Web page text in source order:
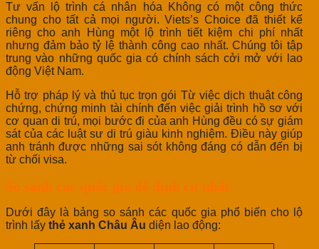
Tư vấn lộ trình cá nhân hóa Không có một công thức
chung cho tất cả mọi người. Viets’s Choice đã thiết kế
riêng cho anh Hùng một lộ trình tiết kiệm chi phí nhất
nhưng đảm bảo tỷ lệ thành công cao nhất. Chúng tôi tập
trung vào những quốc gia có chính sách cởi mở với lao
động Việt Nam.
Hỗ trợ pháp lý và thủ tục trọn gói Từ việc dịch thuật công
chứng, chứng minh tài chính đến việc giải trình hồ sơ với
cơ quan di trú, mọi bước đi của anh Hùng đều có sự giám
sát của các luật sư di trú giàu kinh nghiệm. Điều này giúp
anh tránh được những sai sót không đáng có dẫn đến bị
từ chối visa.
So sánh các quốc gia dễ định cư nhất
Dưới đây là bảng so sánh các quốc gia phổ biến cho lộ
trình lấy thẻ xanh Châu Âu diện lao động: